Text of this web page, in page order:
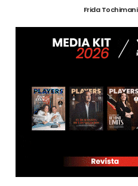
Frida Tochimani